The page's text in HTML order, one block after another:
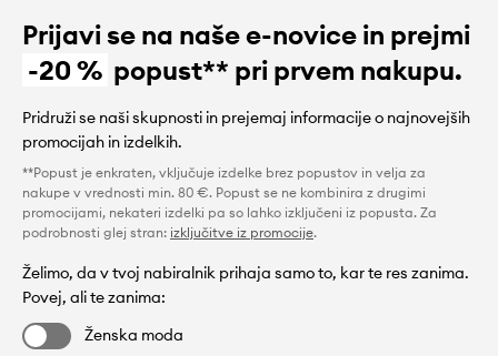
Prijavi se na naše e-novice in prejmi
-20 % popust** pri prvem nakupu.
Pridruži se naši skupnosti in prejemaj informacije o najnovejših
promocijah in izdelkih.
**Popust je enkraten, vključuje izdelke brez popustov in velja za
nakupe v vrednosti min. 80 €. Popust se ne kombinira z drugimi
promocijami, nekateri izdelki pa so lahko izključeni iz popusta. Za
podrobnosti glej stran: izključitve iz promocije.
Želimo, da v tvoj nabiralnik prihaja samo to, kar te res zanima.
Povej, ali te zanima:
Ženska moda